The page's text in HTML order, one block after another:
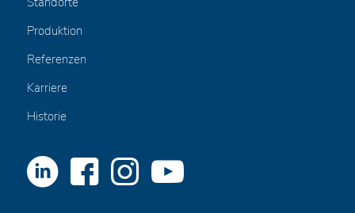
Produktion
Referenzen
Karriere
Historie